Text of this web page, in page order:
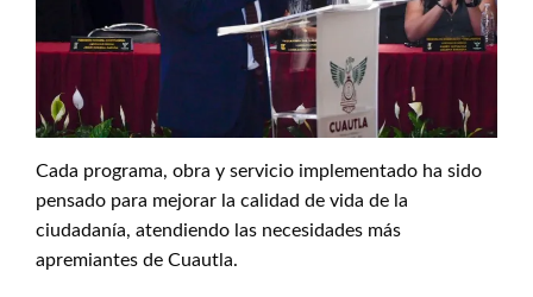
Cada programa, obra y servicio implementado ha sido
pensado para mejorar la calidad de vida de la
ciudadanía, atendiendo las necesidades más
apremiantes de Cuautla.